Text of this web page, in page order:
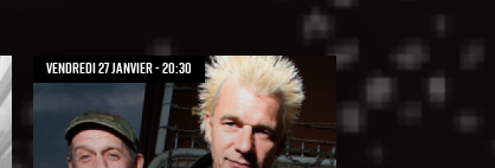
vendredi 27 janvier - 20:30